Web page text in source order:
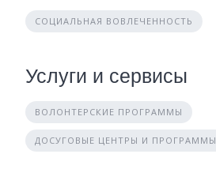
СОЦИАЛЬНАЯ ВОВЛЕЧЕННОСТЬ
Услуги и сервисы
ВОЛОНТЕРСКИЕ ПРОГРАММЫ
ДОСУГОВЫЕ ЦЕНТРЫ И ПРОГРАММЫ